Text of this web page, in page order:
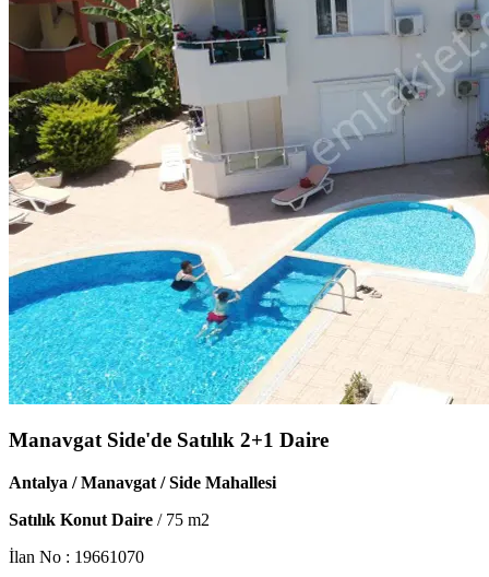
Manavgat Side'de Satılık 2+1 Daire
Antalya / Manavgat / Side Mahallesi
Satılık Konut Daire / 75 m2
İlan No : 19661070